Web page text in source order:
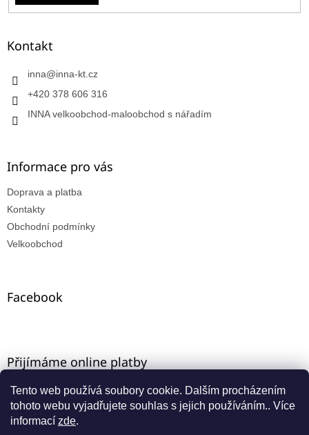
Tento web používá soubory cookie. Dalším procházením
tohoto webu vyjadřujete souhlas s jejich používáním.. Více
informací zde.
Kontakt
inna@inna-kt.cz
+420 378 606 316
INNA velkoobchod-maloobchod s nářadím
Informace pro vás
Doprava a platba
Kontakty
Obchodní podmínky
Velkoobchod
Facebook
Přijímáme online platby